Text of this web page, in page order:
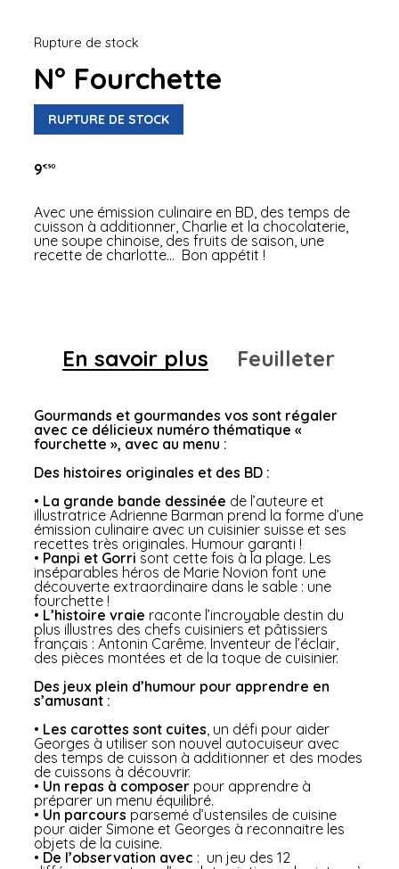
N° Fourchette
RUPTURE DE STOCK
9€90
Avec une émission culinaire en BD, des temps de
cuisson à additionner, Charlie et la chocolaterie,
une soupe chinoise, des fruits de saison, une
recette de charlotte… Bon appétit !
Rupture de stock
En savoir plus Feuilleter
Gourmands et gourmandes vos sont régaler
avec ce délicieux numéro thématique «
fourchette », avec au menu :
Des histoires originales et des BD :
• La grande bande dessinée de l’auteure et
illustratrice Adrienne Barman prend la forme d’une
émission culinaire avec un cuisinier suisse et ses
recettes très originales. Humour garanti !
• Panpi et Gorri sont cette fois à la plage. Les
inséparables héros de Marie Novion font une
découverte extraordinaire dans le sable : une
fourchette !
• L’histoire vraie raconte l’incroyable destin du
plus illustres des chefs cuisiniers et pâtissiers
français : Antonin Carême. Inventeur de l’éclair,
des pièces montées et de la toque de cuisinier.
Des jeux plein d’humour pour apprendre en
s’amusant :
• Les carottes sont cuites , un défi pour aider
Georges à utiliser son nouvel autocuiseur avec
des temps de cuisson à additionner et des modes
de cuissons à découvrir.
• Un repas à composer pour apprendre à
préparer un menu équilibré.
• Un parcours parsemé d’ustensiles de cuisine
pour aider Simone et Georges à reconnaitre les
objets de la cuisine.
• De l’observation avec : un jeu des 12